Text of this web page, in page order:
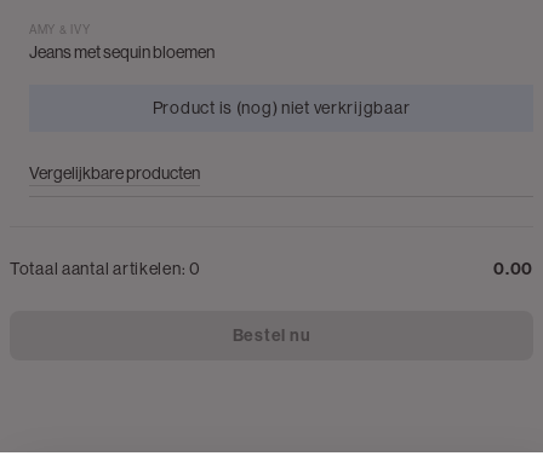
AMY & IVY
Jeans met sequin bloemen
Product is (nog) niet verkrijgbaar
Vergelijkbare producten
Totaal aantal artikelen:0 0.00
Bestel nu